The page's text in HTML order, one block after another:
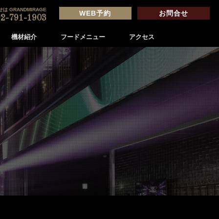
機材紹介 フードメニュー アクセス
は GRANDMIRAGE
791-1903
WEB予約 お問合せ